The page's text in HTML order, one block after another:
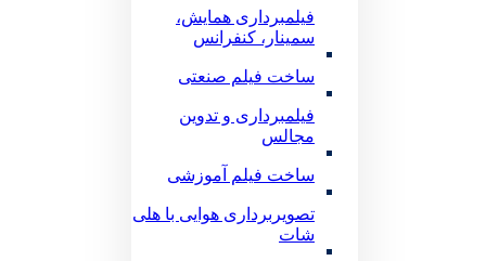
فیلمبرداری همایش،
سمینار، کنفرانس
ساخت فیلم صنعتی
فیلمبرداری و تدوین
مجالس
ساخت فیلم آموزشی
تصویربرداری هوایی با هلی
شات